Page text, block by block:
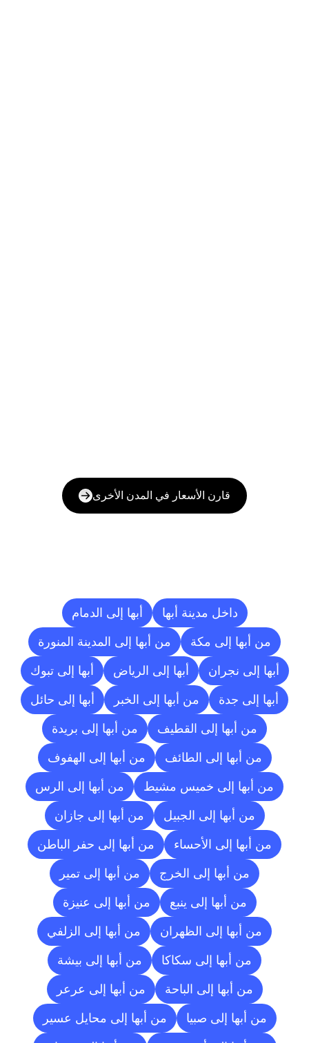
قارن الأسعار في المدن الأخرى
داخل مدينة أبها أبها إلى الدمام
من أبها إلى مكة من أبها إلى المدينة المنورة
أبها إلى نجران أبها إلى الرياض أبها إلى تبوك
أبها إلى جدة من أبها إلى الخبر أبها إلى حائل
من أبها إلى القطيف من أبها إلى بريدة
من أبها إلى الطائف من أبها إلى الهفوف
من أبها إلى خميس مشيط من أبها إلى الرس
من أبها إلى الجبيل من أبها إلى جازان
من أبها إلى الأحساء من أبها إلى حفر الباطن
من أبها إلى الخرج من أبها إلى تمير
من أبها إلى ينبع من أبها إلى عنيزة
من أبها إلى الظهران من أبها إلى الزلفي
من أبها إلى سكاكا من أبها إلى بيشة
من أبها إلى الباحة من أبها إلى عرعر
من أبها إلى صبيا من أبها إلى محايل عسير